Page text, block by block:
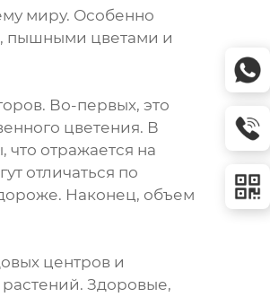
миру. Особенно
пышными цветами и
Во-первых, это
цветения. В
отражается на
отличаться по
Наконец, объем
центров и
Здоровые,